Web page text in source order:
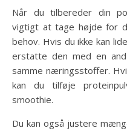
Når du tilbereder din
vigtigt at tage højde for
behov. Hvis du ikke kan
erstatte den med en
samme næringsstoffer.
kan du tilføje
smoothie.
Du kan også justere